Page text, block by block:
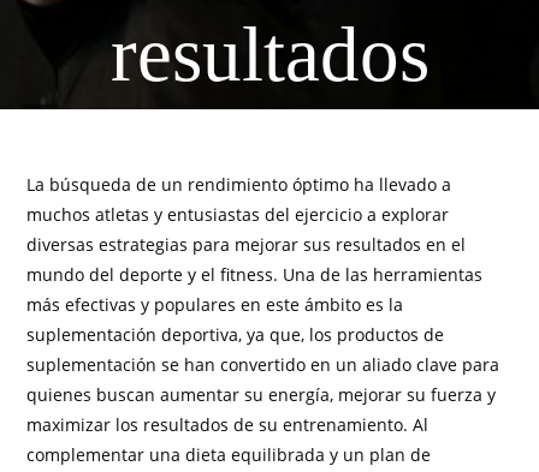
resultados
La búsqueda de un rendimiento óptimo ha llevado a
muchos atletas y entusiastas del ejercicio a explorar
diversas estrategias para mejorar sus resultados en el
mundo del deporte y el fitness. Una de las herramientas
más efectivas y populares en este ámbito es la
suplementación deportiva, ya que, los productos de
suplementación se han convertido en un aliado clave para
quienes buscan aumentar su energía, mejorar su fuerza y
maximizar los resultados de su entrenamiento. Al
complementar una dieta equilibrada y un plan de